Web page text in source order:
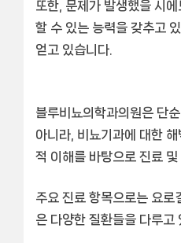
또한, 문제가 발생했을 시에
할 수 있는 능력을 갖추고
얻고 있습니다.
블루비뇨의학과의원은 단
아니라, 비뇨기과에 대한
적 이해를 바탕으로 진료 및
주요 진료 항목으로는 요로
은 다양한 질환들을 다루고